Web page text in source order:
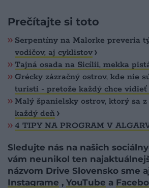
Prečítajte si toto
Serpentíny na Malorke preveria
vodičov, aj cyklistov
Tajná osada na Sicílii, mekka
Grécky zázračný ostrov, kde nie
turisti - pretože každý chce
Malý španielsky ostrov, ktorý sa
každý deň
4 TIPY NA PROGRAM V
Sledujte nás na našich
vám neunikol ten
názvom Drive Slovensko sme
Instagrame , YouTube a